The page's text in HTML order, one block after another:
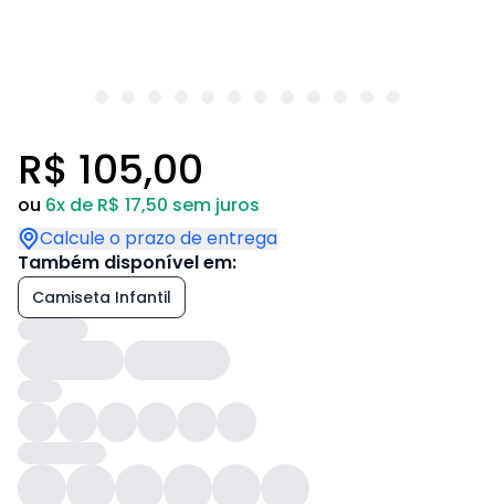
R$ 105,00
ou 6x de R$ 17,50 sem juros
Calcule o prazo de entrega
Também disponível em:
Camiseta Infantil